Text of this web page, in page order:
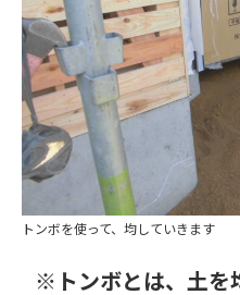
トンボを使って、均していきます
※トンボとは、 土を